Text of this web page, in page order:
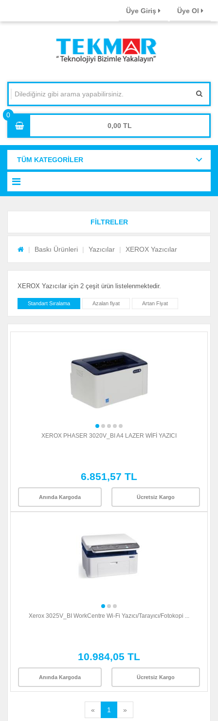
Üye Giriş Üye Ol
0,00
TÜM KATEGORİLER
FİLTRELER
Baskı Ürünleri Yazıcılar XEROX Yazıcılar
XEROX Yazıcılar için 2 çeşit ürün listelenmektedir.
Standart Sıralama Azalan fiyat Artan Fiyat
XEROX PHASER 3020V_BI A4 LAZER WİFİ YAZICI
6.851,57 TL
Anında Kargoda Ücretsiz Kargo
Xerox 3025V_BI WorkCentre Wi-Fi Yazıcı/Tarayıcı/Fotokopi ...
10.984,05 TL
Anında Kargoda Ücretsiz Kargo
« 1 »